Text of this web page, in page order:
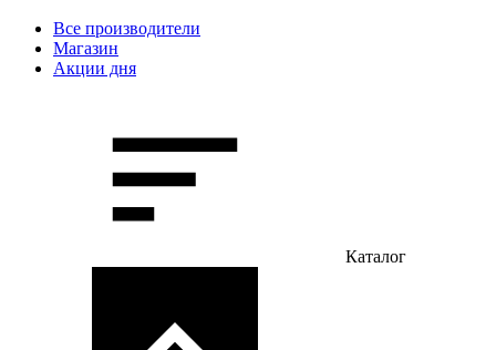
Все производители
Магазин
Акции дня
Каталог